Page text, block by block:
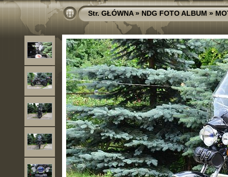
Str. GŁÓWNA»NDG FOTO ALBUM»